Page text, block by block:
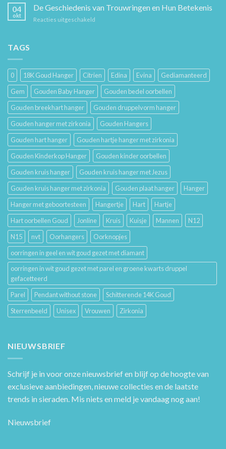
Hem
Verzorging:
Hoe
04
okt
De Geschiedenis van Trouwringen en Hun Betekenis
Reacties uitgeschakeld
Hun
Betekenis
TAGS
0 18K Goud Hanger Citrien Edina Evina
Gediamanteerd
Gem
Gouden Baby Hanger
Gouden bedel oorbellen
Gouden breekhart hanger
Gouden druppelvorm hanger
Gouden hanger met zirkonia
Gouden Hangers
Gouden hart hanger
Gouden hartje hanger met zirkonia
Gouden Kinderkop Hanger
Gouden kinder oorbellen
Gouden kruis hanger
Gouden kruis hanger met Jezus
Gouden kruis hanger met zirkonia
Gouden plaat hanger
Hanger
Hanger met geboortesteen
Hangertje Hart
Hartje
Hart oorbellen Goud
Jonline Kruis Kuisje Mannen
N12
N15
nvt Oorhangers
Oorknopjes
oorringen in geel en wit goud gezet met diamant
oorringen in wit goud gezet met parel en groene kwarts druppel
gefacetteerd
Parel
Pendant without stone
Schitterende 14K Goud
Sterrenbeeld
Unisex Vrouwen Zirkonia
NIEUWSBRIEF
Schrijf je in voor onze nieuwsbrief en blijf op de hoogte van
exclusieve aanbiedingen, nieuwe collecties en de laatste
trends in sieraden. Mis niets en meld je vandaag nog aan!
Nieuwsbrief